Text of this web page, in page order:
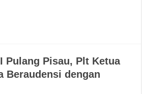
Pulang Pisau, Plt Ketua
Beraudensi dengan